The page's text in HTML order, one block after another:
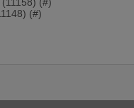
(#)
(#)
ecosistemas artificiales